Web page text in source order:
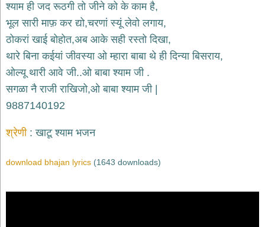
साईं
भजन
bhajans
जैन
भजन
jain
bhajans
भजन
durga
गणेश
श्याम ही जद रूठगी तो जीने को के काम है,
भूल सारी माफ़ कर द्यो,चरणां स्यूं लेवो लगाय,
ठोकरां खाई बोहोत,अब आके सही रस्तो दिखा,
थारे बिना कईयां जीवस्या ओ म्हारा बाबा थे ही दिन्या बिसराय,
ओल्यू थारी आवे जी..ओ बाबा श्याम जी .
सगळा नै राजी राखिजो,ओ बाबा श्याम जी |
9887140192
श्रेणी खाटू श्याम भजन
download bhajan lyrics (1643 downloads)